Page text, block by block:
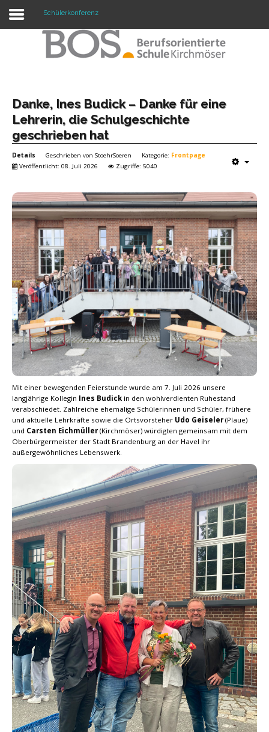
Warning: "continue" targeting switch is equivalent
Home
Profil
Termine
Mitwirkung
Kontakt
Schülerkonferenz
Danke, Ines Budick – Danke für eine
Lehrerin, die Schulgeschichte
geschrieben hat
Details Geschrieben von StoehrSoeren Kategorie: Frontpage
Veröffentlicht: 08. Juli 2026
Zugriffe: 5040
Mit einer bewegenden Feierstunde wurde am 7. Juli 2026 unsere
langjährige Kollegin Ines Budick in den wohlverdienten Ruhestand
verabschiedet. Zahlreiche ehemalige Schülerinnen und Schüler, frühere
und aktuelle Lehrkräfte sowie die Ortsvorsteher Udo Geiseler (Plaue)
und Carsten Eichmüller (Kirchmöser) würdigten gemeinsam mit dem
Oberbürgermeister der Stadt Brandenburg an der Havel ihr
außergewöhnliches Lebenswerk.